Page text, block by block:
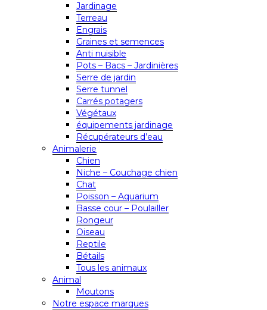
Jardinage
Terreau
Engrais
Graines et semences
Anti nuisible
Pots – Bacs – Jardinières
Serre de jardin
Serre tunnel
Carrés potagers
Végétaux
équipements jardinage
Récupérateurs d’eau
Animalerie
Chien
Niche – Couchage chien
Chat
Poisson – Aquarium
Basse cour – Poulailler
Rongeur
Oiseau
Reptile
Bétails
Tous les animaux
Animal
Moutons
Notre espace marques